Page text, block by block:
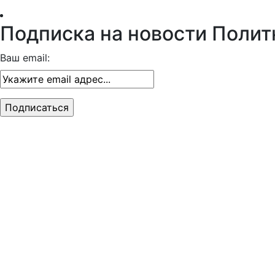
Подписка на новости
Ваш email: